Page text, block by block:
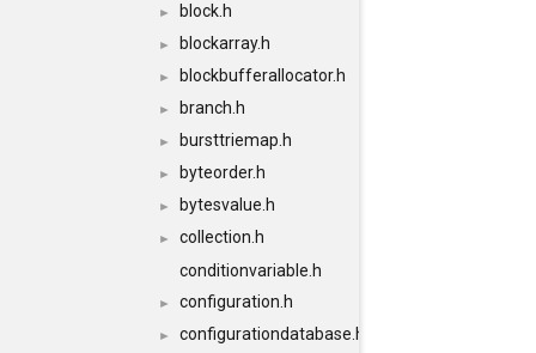
► block.h
► blockarray.h
► blockbufferallocator.h
► branch.h
► bursttriemap.h
► byteorder.h
► bytesvalue.h
►
collection.h
conditionvariable.h
► configuration.h
► configurationdatabase.h